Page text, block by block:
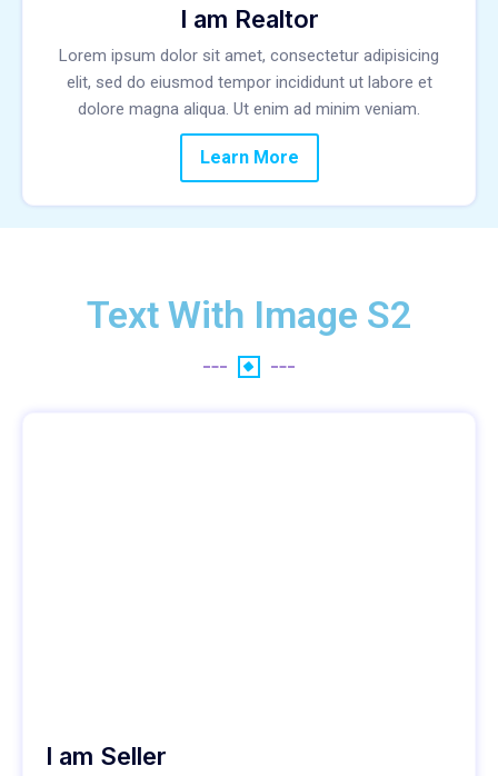
I am Realtor
Lorem ipsum dolor sit amet, consectetur adipisicing
elit, sed do eiusmod tempor incididunt ut labore et
dolore magna aliqua. Ut enim ad minim veniam.
Learn More
Text With Image S2
I am Seller